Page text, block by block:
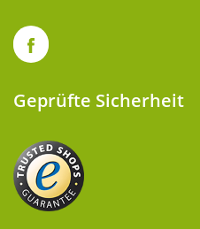
Geprüfte Sicherheit